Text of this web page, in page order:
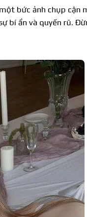
bức ảnh chụp cận
bí ẩn và quyến rũ.